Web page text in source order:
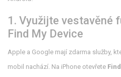
1. Využijte vestavěné
Find My Device
Apple a Google mají zdarma služby,
mobil nachází. Na iPhone otevřete